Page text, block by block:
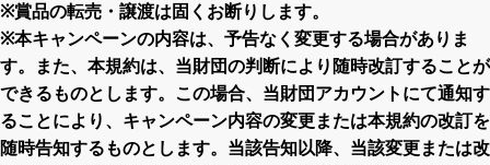
※賞品の転売・譲渡は固くお断りします。
※本キャンペーンの内容は、予告なく変更する場合がありま
す。また、本規約は、当財団の判断により随時改訂することが
できるものとします。この場合、当財団アカウントにて通知す
ることにより、キャンペーン内容の変更または本規約の改訂を
随時告知するものとします。当該告知以降、当該変更または改